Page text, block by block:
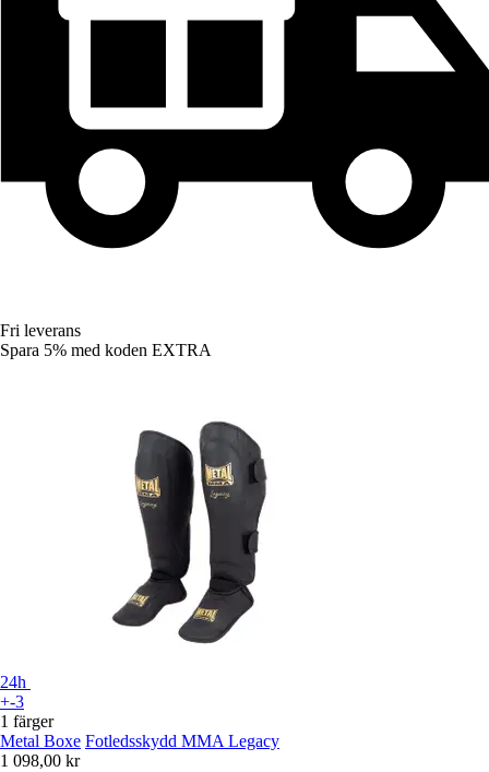
Fri leverans
Spara 5% med koden EXTRA
24h
+-3
1 färger
Metal Boxe Fotledsskydd MMA Legacy
1 098,00 kr